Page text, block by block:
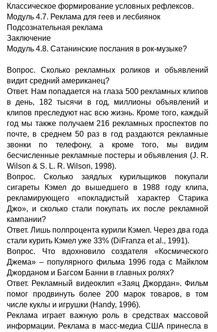
Классическое формирование условных рефлексов.
Модуль 4.7. Реклама для геев и лесбиянок
Подсознательная реклама
Заключение
Модуль 4.8. Сатанинские послания в рок-музыке?
Вопрос. Сколько рекламных роликов и объявлений
видит средний американец?
Ответ. Нам попадается на глаза 500 рекламных клипов
в день, 182 тысячи в год, миллионы объявлений и
клипов преследуют нас всю жизнь. Кроме того, каждый
год мы также получаем 216 рекламных проспектов по
почте, в среднем 50 раз в год раздаются рекламные
звонки по телефону, а кроме того, мы видим
бесчисленные рекламные постеры и объявления (J. R.
Wilson & S. L. R. Wilson, 1998).
Вопрос. Сколько заядлых курильщиков покупали
сигареты Кэмел до вышедшего в 1988 году клипа,
рекламирующего «покладистый характер Старика
Джо», и сколько стали покупать их после рекламной
кампании?
Ответ. Лишь полпроцента курили Кэмел. Через два года
стали курить Кэмел уже 33% (DiFranza et al., 1991).
Вопрос. Что вдохновило создателя «Космического
Джема» – популярного фильма 1996 года с Майклом
Джорданом и Багсом Банни в главных ролях?
Ответ. Рекламный видеоклип «Заяц Джордан». Фильм
помог продвинуть более 200 марок товаров, в том
числе куклы и игрушки (Handy, 1996).
Реклама играет важную роль в средствах массовой
информации. Реклама в масс-медиа США принесла в